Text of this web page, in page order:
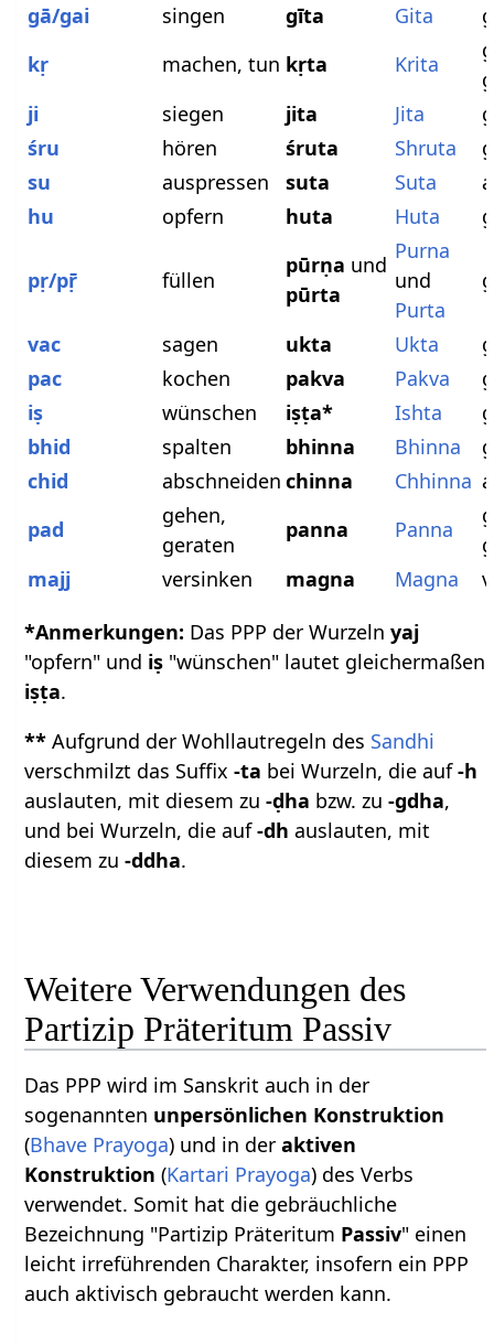
gā/gai
singen gīta Gita
kṛ
machen, tun kṛta Krita
ji
siegen jita Jita
śru
hören śruta Shruta
su
auspressen suta Suta
hu
opfern huta Huta
pṛ/pṝ füllen
pūrṇa und
pūrta
Purna
und
Purta
vac sagen ukta Ukta
pac
kochen pakva Pakva
iṣ
wünschen iṣṭa* Ishta
bhid
spalten bhinna Bhinna
chid
abschneiden chinna Chhinna
pad
gehen,
geraten
panna Panna
majj
versinken magna Magna
*Anmerkungen: Das PPP der Wurzelnyaj
"opfern" und iṣ "wünschen" lautet gleichermaßen
iṣṭa.
** Aufgrund der Wohllautregeln des Sandhi
verschmilzt das Suffix-ta bei Wurzeln, die auf-h
auslauten, mit diesem zu-ḍha bzw. zu-gdha,
und bei Wurzeln, die auf-dh auslauten, mit
diesem zu-ddha.
Weitere Verwendungen des
Partizip Präteritum Passiv
Das PPP wird im Sanskrit auch in der
sogenannten unpersönlichen Konstruktion
(Bhave Prayoga) und in deraktiven
Konstruktion (Kartari Prayoga) des Verbs
verwendet. Somit hat die gebräuchliche
Bezeichnung "Partizip Präteritum Passiv" einen
leicht irreführenden Charakter, insofern ein PPP
auch aktivisch gebraucht werden kann.